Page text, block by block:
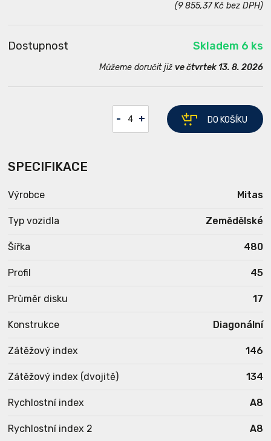
(9 855,37 Kč bez DPH)
Dostupnost Skladem 6 ks
Můžeme doručit již ve čtvrtek 13. 8. 2026
- + DO KOŠÍKU
SPECIFIKACE
Výrobce Mitas
Typ vozidla Zemědělské
Šířka 480
Profil 45
Průměr disku 17
Konstrukce Diagonální
Zátěžový index 146
Zátěžový index (dvojitě) 134
Rychlostní index A8
Rychlostní index 2 A8